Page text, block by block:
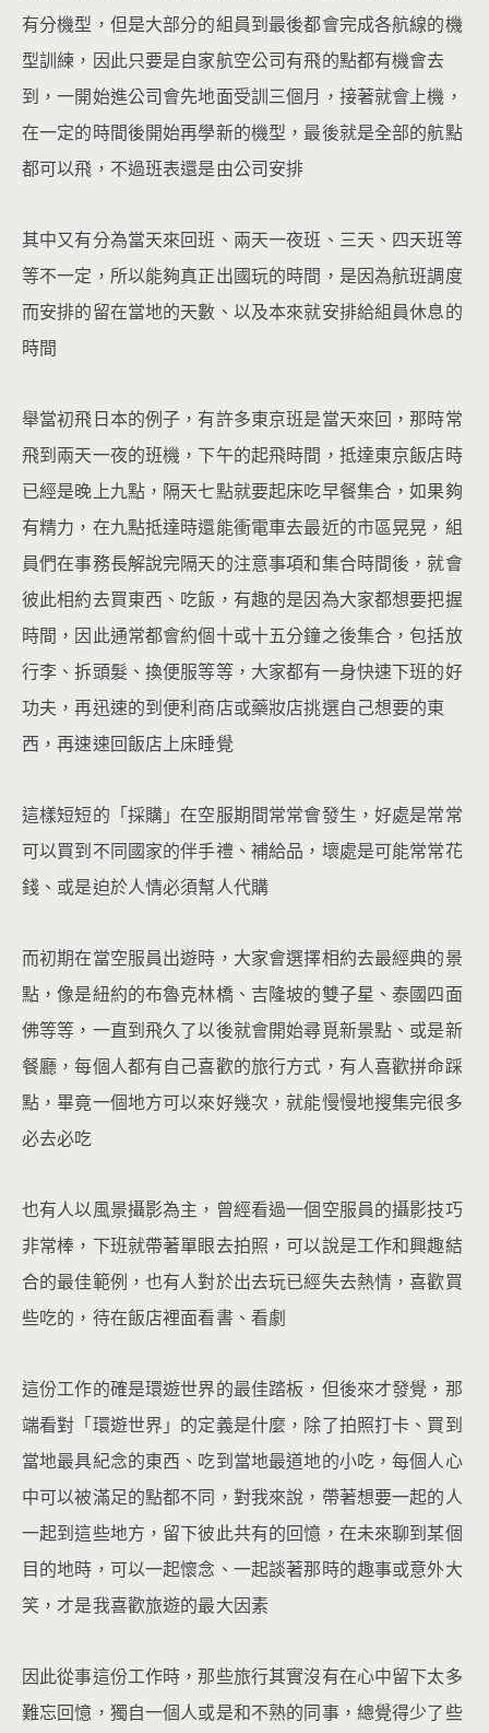
有分機型，但是大部分的組員到最後都會完成各航線的機
型訓練，因此只要是自家航空公司有飛的點都有機會去
到，一開始進公司會先地面受訓三個月，接著就會上機，
在一定的時間後開始再學新的機型，最後就是全部的航點
都可以飛，不過班表還是由公司安排
其中又有分為當天來回班、兩天一夜班、三天、四天班等
等不一定，所以能夠真正出國玩的時間，是因為航班調度
而安排的留在當地的天數、以及本來就安排給組員休息的
時間
舉當初飛日本的例子，有許多東京班是當天來回，那時常
飛到兩天一夜的班機，下午的起飛時間，抵達東京飯店時
已經是晚上九點，隔天七點就要起床吃早餐集合，如果夠
有精力，在九點抵達時還能衝電車去最近的市區晃晃，組
員們在事務長解說完隔天的注意事項和集合時間後，就會
彼此相約去買東西、吃飯，有趣的是因為大家都想要把握
時間，因此通常都會約個十或十五分鐘之後集合，包括放
行李、拆頭髮、換便服等等，大家都有一身快速下班的好
功夫，再迅速的到便利商店或藥妝店挑選自己想要的東
西，再速速回飯店上床睡覺
這樣短短的「採購」在空服期間常常會發生，好處是常常
可以買到不同國家的伴手禮、補給品，壞處是可能常常花
錢、或是迫於人情必須幫人代購
而初期在當空服員出遊時，大家會選擇相約去最經典的景
點，像是紐約的布魯克林橋、吉隆坡的雙子星、泰國四面
佛等等，一直到飛久了以後就會開始尋覓新景點、或是新
餐廳，每個人都有自己喜歡的旅行方式，有人喜歡拼命踩
點，畢竟一個地方可以來好幾次，就能慢慢地搜集完很多
必去必吃
也有人以風景攝影為主，曾經看過一個空服員的攝影技巧
非常棒，下班就帶著單眼去拍照，可以說是工作和興趣結
合的最佳範例，也有人對於出去玩已經失去熱情，喜歡買
些吃的，待在飯店裡面看書、看劇
這份工作的確是環遊世界的最佳踏板，但後來才發覺，那
端看對「環遊世界」的定義是什麼，除了拍照打卡、買到
當地最具紀念的東西、吃到當地最道地的小吃，每個人心
中可以被滿足的點都不同，對我來說，帶著想要一起的人
一起到這些地方，留下彼此共有的回憶，在未來聊到某個
目的地時，可以一起懷念、一起談著那時的趣事或意外大
笑，才是我喜歡旅遊的最大因素
因此從事這份工作時，那些旅行其實沒有在心中留下太多
難忘回憶，獨自一個人或是和不熟的同事，總覺得少了些